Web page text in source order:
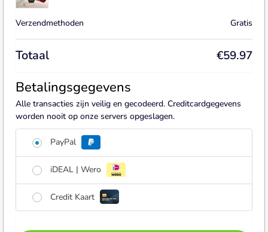
Verzendmethoden Gratis
Totaal €59.97
Betalingsgegevens
Alle transacties zijn veilig en gecodeerd. Creditcardgegevens
worden nooit op onze servers opgeslagen.
PayPal
iDEAL | Wero
Credit Kaart